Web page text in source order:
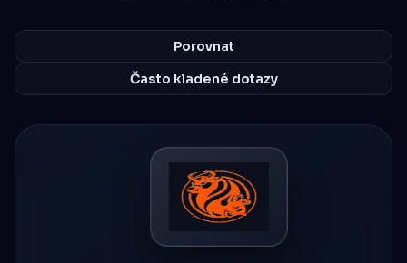
Porovnat
Často kladené dotazy